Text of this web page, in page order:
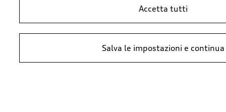
IVA inclusa. I prezzi presso il concessionario Audi potrebbero differire;
Audi necessari.
Accetta tutti
Salva le impostazioni e continua